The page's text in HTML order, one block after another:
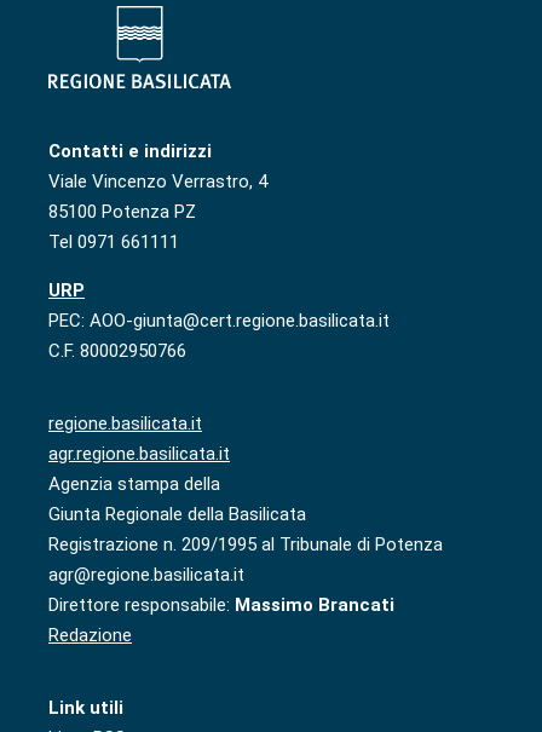
Contatti e indirizzi
Viale Vincenzo Verrastro, 4
85100 Potenza PZ
Tel 0971 661111
URP
PEC: AOO-giunta@cert.regione.basilicata.it
C.F. 80002950766
regione.basilicata.it
agr.regione.basilicata.it
Agenzia stampa della
Giunta Regionale della Basilicata
Registrazione n. 209/1995 al Tribunale di Potenza
agr@regione.basilicata.it
Direttore responsabile: Massimo Brancati
Redazione
Link utili